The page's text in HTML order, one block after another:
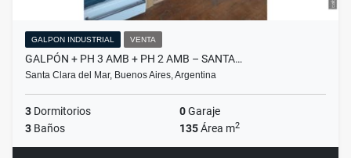
GALPON INDUSTRIAL VENTA
GALPÓN + PH 3 AMB + PH 2 AMB – SANTA…
Santa Clara del Mar, Buenos Aires, Argentina
3 Dormitorios 0Garaje
3 Baños 135Área m2